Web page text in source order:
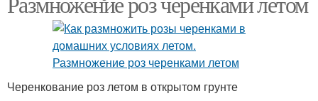
Черенкование роз летом в открытом грунте